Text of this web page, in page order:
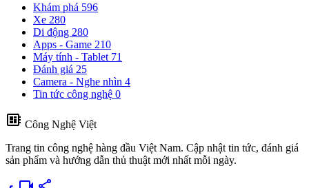
Khám phá 596
Xe 280
Di động 280
Apps - Game 210
Máy tính - Tablet 71
Đánh giá 25
Camera - Nghe nhìn 4
Tin tức công nghệ 0
developer_board Công Nghệ Việt
Trang tin công nghệ hàng đầu Việt Nam. Cập nhật tin tức, đánh giá
sản phẩm và hướng dẫn thủ thuật mới nhất mỗi ngày.